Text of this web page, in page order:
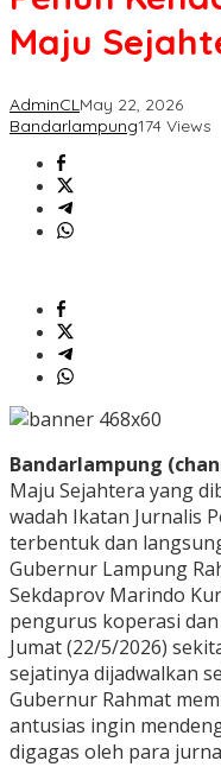
Maju
AdminCLMay 22, 2026
Bandarlampung174 Views
Bandarlampung
Maju Sejahtera yang
wadah Ikatan Jurnalis
terbentuk dan
Gubernur Lampung
Sekdaprov Marindo
pengurus koperasi
Jumat (22/5/2026)
sejatinya dijadwalkan
Gubernur Rahmat
antusias ingin
digagas oleh para